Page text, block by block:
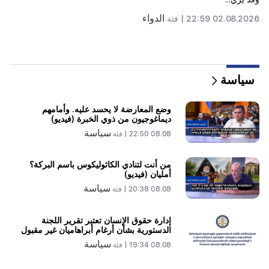
20:38
من أنت لتنادي الكاثوليكوس باسم البركة؟ أمليان (فيديو)
20:20
سوف يتدفق المال مثل النهر. ستصبح علامات الأبراج الثلاثة
19:36
حريق كبير في أحد المباني الشاهقة في سايات نوفا. وتم
إجلاء السكان
19:34 مهم
إدارة حقوق الإنسان تعتبر تقرير اللجنة الدستورية بشأن
أرغام أبراهاميان غير مقبول
سياسة
وضع المعارضة لا يحسد عليه. وأمامهم
ديماغوجيون من ذوي الخبرة (فيديو)
08.08 22:50 | فئة سياسة
من أنت لتنادي الكاثوليكوس باسم البركة؟
أمليان (فيديو)
08.08 20:38 | فئة سياسة
إدارة حقوق الإنسان تعتبر تقرير اللجنة
الدستورية بشأن أرغام أبراهاميان غير مقبول
08.08 19:34 | فئة سياسة